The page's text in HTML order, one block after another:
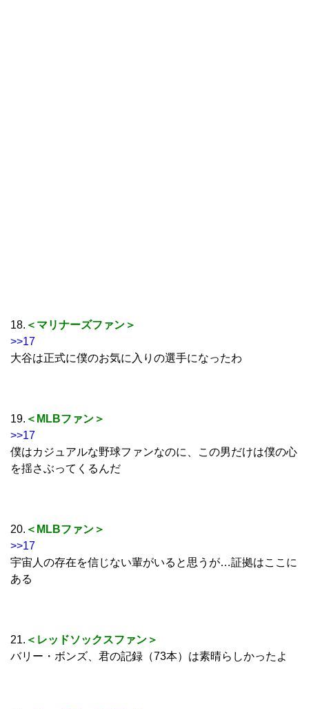
18. ＜マリナーズファン＞
>>17
大谷は正式に僕のお気に入りの選手になったわ
19. ＜MLBファン＞
>>17
僕はカジュアルな野球ファンなのに、この男だけは僕の心
を揺さぶってくるんだ
20. ＜MLBファン＞
>>17
宇宙人の存在を信じない輩がいると思うが…証拠はここに
ある
21. ＜レッドソックスファン＞
バリー・ボンズ、君の記録（73本）は素晴らしかったよ